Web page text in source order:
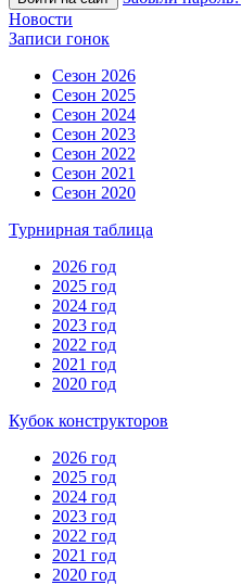
Новости
Записи гонок
Сезон 2026
Сезон 2025
Сезон 2024
Сезон 2023
Сезон 2022
Сезон 2021
Сезон 2020
Турнирная таблица
2026 год
2025 год
2024 год
2023 год
2022 год
2021 год
2020 год
Кубок конструкторов
2026 год
2025 год
2024 год
2023 год
2022 год
2021 год
2020 год